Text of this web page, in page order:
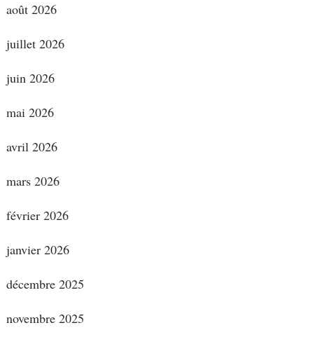
août 2026
juillet 2026
juin 2026
mai 2026
avril 2026
mars 2026
février 2026
janvier 2026
décembre 2025
novembre 2025